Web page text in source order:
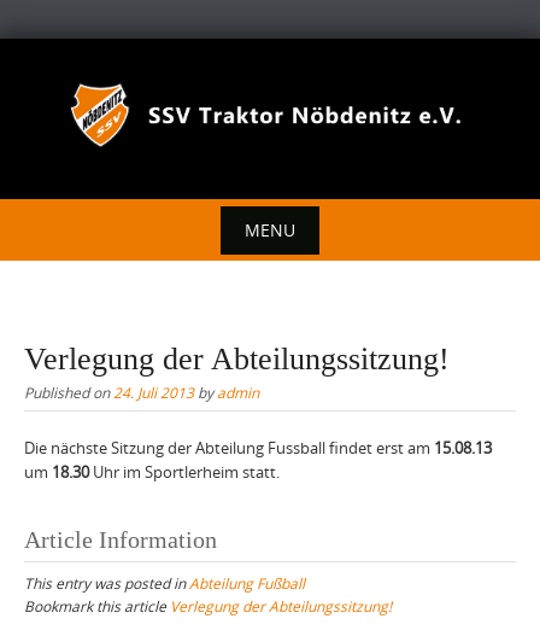
MENU
content
Verlegung der Abteilungssitzung!
Published on24. Juli 2013byadmin
Die nächste Sitzung der Abteilung Fussball findet erst am 15.08.13
um 18.30Uhr im Sportlerheim statt.
Article Information
This entry was posted inAbteilung Fußball
Bookmark this article Verlegung der Abteilungssitzung!